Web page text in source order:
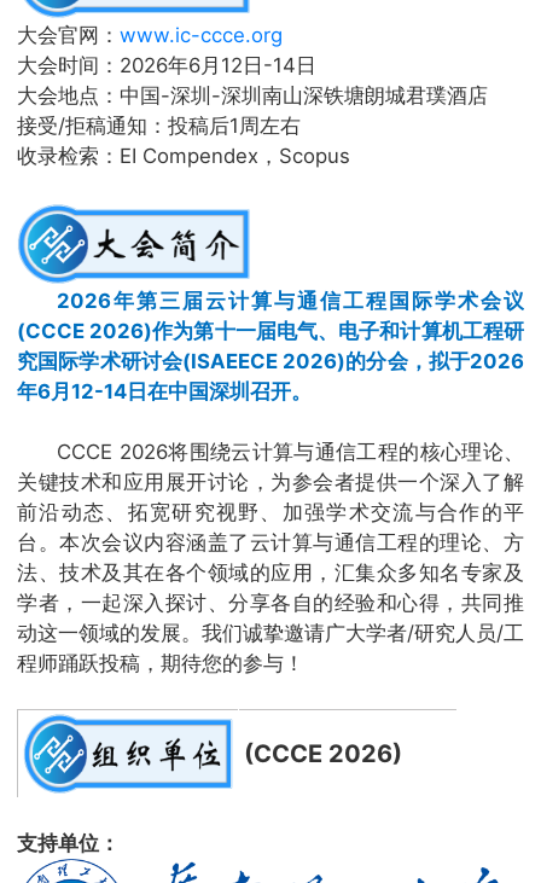
大会官网： www.ic-ccce.org
大会时间：2026年6月12日-14日
大会地点：中国-深圳-深圳南山深铁塘朗城君璞酒店
接受/拒稿通知：投稿后1周左右
收录检索：EI Compendex，Scopus
2026年第三届云计算与通信工程国际学术会议
(CCCE 2026)作为第十一届电气、电子和计算机工程研
究国际学术研讨会(ISAEECE 2026)的分会，拟于2026
年6月12-14日在中国深圳召开。
CCCE 2026将围绕云计算与通信工程的核心理论、
关键技术和应用展开讨论，为参会者提供一个深入了解
前沿动态、拓宽研究视野、加强学术交流与合作的平
台。本次会议内容涵盖了云计算与通信工程的理论、方
法、技术及其在各个领域的应用，汇集众多知名专家及
学者，一起深入探讨、分享各自的经验和心得，共同推
动这一领域的发展。我们诚挚邀请广大学者/研究人员/工
程师踊跃投稿，期待您的参与！
(CCCE 2026)
支持单位：